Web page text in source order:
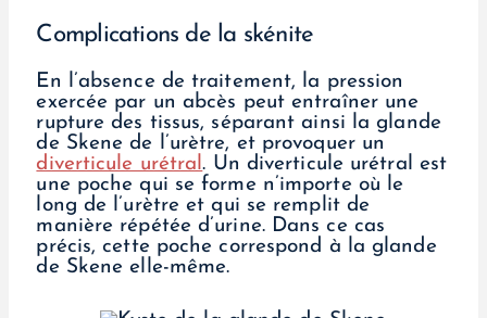
Complications de la skénite
En l’absence de traitement, la pression
exercée par un abcès peut entraîner une
rupture des tissus, séparant ainsi la glande
de Skene de l’urètre, et provoquer un
diverticule urétral. Un diverticule urétral est
une poche qui se forme n’importe où le
long de l’urètre et qui se remplit de
manière répétée d’urine. Dans ce cas
précis, cette poche correspond à la glande
de Skene elle-même.